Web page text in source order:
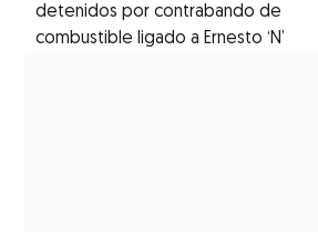
detenidos por contrabando de
combustible ligado a Ernesto ‘N’